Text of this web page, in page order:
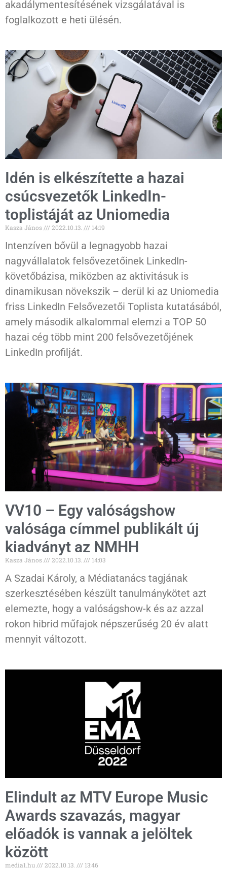
akadálymentesítésének vizsgálatával is
foglalkozott e heti ülésén.
Idén is elkészítette a hazai
csúcsvezetők LinkedIn-
toplistáját az Uniomedia
Kasza János 2022.10.13. 14:19
Intenzíven bővül a legnagyobb hazai
nagyvállalatok felsővezetőinek LinkedIn-
követőbázisa, miközben az aktivitásuk is
dinamikusan növekszik – derül ki az Uniomedia
friss LinkedIn Felsővezetői Toplista kutatásából,
amely második alkalommal elemzi a TOP 50
hazai cég több mint 200 felsővezetőjének
LinkedIn profilját.
VV10 – Egy valóságshow
valósága címmel publikált új
kiadványt az NMHH
Kasza János 2022.10.13. 14:03
A Szadai Károly, a Médiatanács tagjának
szerkesztésében készült tanulmánykötet azt
elemezte, hogy a valóságshow-k és az azzal
rokon hibrid műfajok népszerűség 20 év alatt
mennyit változott.
Elindult az MTV Europe Music
Awards szavazás, magyar
előadók is vannak a jelöltek
között
media1.hu 2022.10.13. 13:46